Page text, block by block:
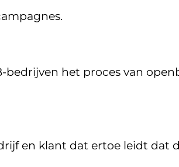
bedrijven het proces van
en klant dat ertoe leidt dat